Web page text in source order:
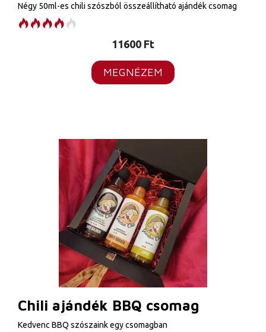
Négy 50ml-es chili szószból összeállítható ajándék csomag
11600 Ft
MEGNÉZEM
Chili ajándék BBQ csomag
Kedvenc BBQ szószaink egy csomagban